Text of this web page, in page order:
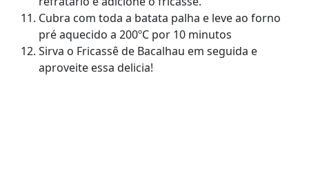
Cubra com toda a batata palha e leve ao forno
pré aquecido a 200ºC por 10 minutos
Sirva o Fricassê de Bacalhau em seguida e
aproveite essa delicia!